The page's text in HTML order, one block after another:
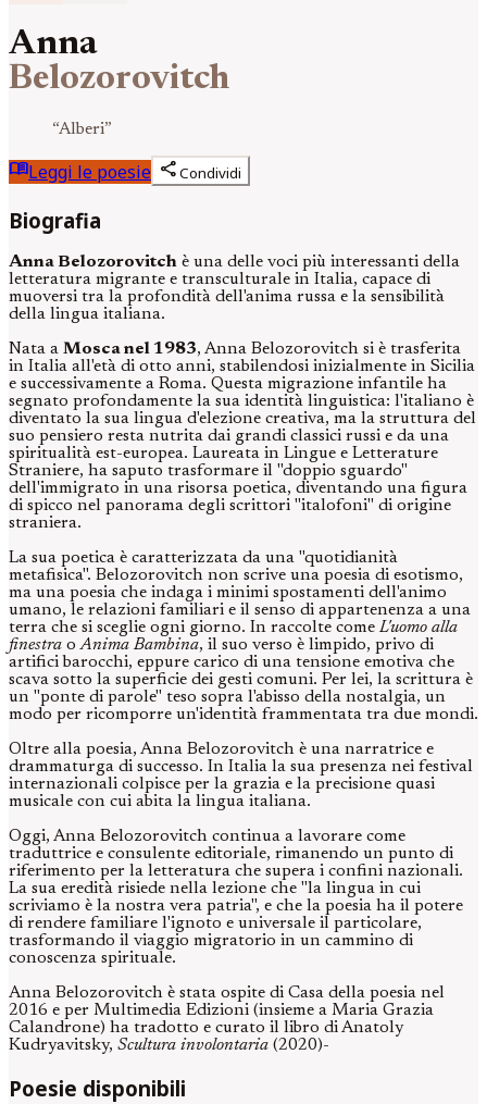
Anna
Belozorovitch
“Alberi”
menu_bookLeggi le poesie shareCondividi
Biografia
Anna Belozorovitch è una delle voci più interessanti della
letteratura migrante e transculturale in Italia, capace di
muoversi tra la profondità dell'anima russa e la sensibilità
della lingua italiana.
Nata a Mosca nel 1983, Anna Belozorovitch si è trasferita
in Italia all'età di otto anni, stabilendosi inizialmente in Sicilia
e successivamente a Roma. Questa migrazione infantile ha
segnato profondamente la sua identità linguistica: l'italiano è
diventato la sua lingua d'elezione creativa, ma la struttura del
suo pensiero resta nutrita dai grandi classici russi e da una
spiritualità est-europea. Laureata in Lingue e Letterature
Straniere, ha saputo trasformare il "doppio sguardo"
dell'immigrato in una risorsa poetica, diventando una figura
di spicco nel panorama degli scrittori "italofoni" di origine
straniera.
La sua poetica è caratterizzata da una "quotidianità
metafisica". Belozorovitch non scrive una poesia di esotismo,
ma una poesia che indaga i minimi spostamenti dell'animo
umano, le relazioni familiari e il senso di appartenenza a una
terra che si sceglie ogni giorno. In raccolte come L'uomo alla
finestra oAnima Bambina, il suo verso è limpido, privo di
artifici barocchi, eppure carico di una tensione emotiva che
scava sotto la superficie dei gesti comuni. Per lei, la scrittura è
un "ponte di parole" teso sopra l'abisso della nostalgia, un
modo per ricomporre un'identità frammentata tra due mondi.
Oltre alla poesia, Anna Belozorovitch è una narratrice e
drammaturga di successo. In Italia la sua presenza nei festival
internazionali colpisce per la grazia e la precisione quasi
musicale con cui abita la lingua italiana.
Oggi, Anna Belozorovitch continua a lavorare come
traduttrice e consulente editoriale, rimanendo un punto di
riferimento per la letteratura che supera i confini nazionali.
La sua eredità risiede nella lezione che "la lingua in cui
scriviamo è la nostra vera patria", e che la poesia ha il potere
di rendere familiare l'ignoto e universale il particolare,
trasformando il viaggio migratorio in un cammino di
conoscenza spirituale.
Anna Belozorovitch è stata ospite di Casa della poesia nel
2016 e per Multimedia Edizioni (insieme a Maria Grazia
Calandrone) ha tradotto e curato il libro di Anatoly
Kudryavitsky, Scultura involontaria (2020)-
Poesie disponibili